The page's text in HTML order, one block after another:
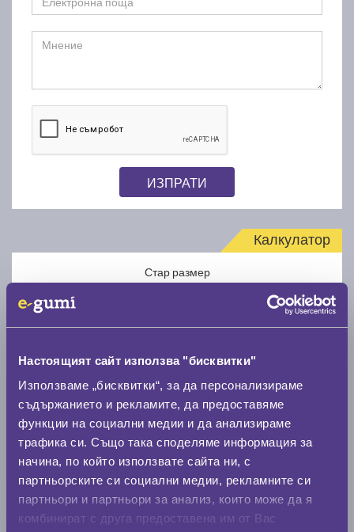
Настоящият сайт използва "бисквитки"
Използваме „бисквитки“, за да персонализираме
съдържанието и рекламите, да предоставяме
функции на социални медии и да анализираме
трафика си. Също така споделяме информация за
начина, по който използвате сайта ни, с
партньорските си социални медии, рекламните си
партньори и партньори за анализ, които може да я
комбинират с друга предоставена им от Вас
ИЗПРАТИ
Калкулатор
Стар размер
Нов размер
Стар размер